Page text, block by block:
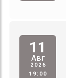
11
Авг
2026
19:00